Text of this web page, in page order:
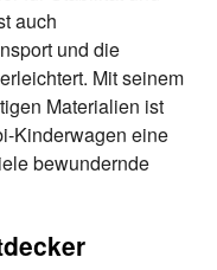
auch
und die
Mit seinem
Materialien ist
Kinderwagen eine
bewundernde